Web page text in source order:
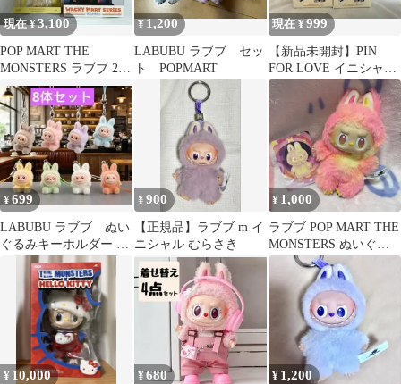
現在 ¥3,100
POP MART THE
MONSTERS ラブブ 2点
セット
¥1,200
LABUBU ラブブ セッ
ト POPMART
現在 ¥999
【新品未開封】PIN
FOR LOVE イニシャル
ラブブ 2箱セット
¥699
LABUBU ラブブ ぬい
ぐるみキーホルダー 8
個セットセール
¥900
【正規品】ラブブ m イ
ニシャル むらさき
¥ 1,000
ラブブ POP MART THE
MONSTERS ぬいぐる
み ラブリー
¥ 10,000 ¥ 680 ¥ 1,200